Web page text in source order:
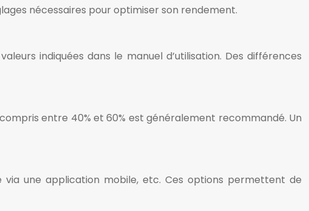
nécessaires pour optimiser son rendement.
indiquées dans le manuel d’utilisation. Des différences
entre 40% et 60% est généralement recommandé. Un
une application mobile, etc. Ces options permettent de